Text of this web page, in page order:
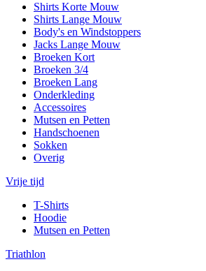
Shirts Korte Mouw
Shirts Lange Mouw
Body's en Windstoppers
Jacks Lange Mouw
Broeken Kort
Broeken 3/4
Broeken Lang
Onderkleding
Accessoires
Mutsen en Petten
Handschoenen
Sokken
Overig
Vrije tijd
T-Shirts
Hoodie
Mutsen en Petten
Triathlon